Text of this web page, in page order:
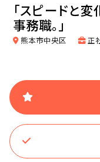
「スピードと
事務職。」
熊本市中央区 正